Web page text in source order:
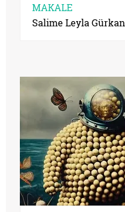
MAKALE
Salime Leyla Gürkan